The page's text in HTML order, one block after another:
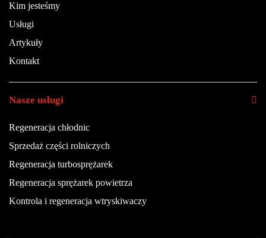
Kim jesteśmy
Usługi
Artykuły
Kontakt
Nasze usługi
Regeneracja chłodnic
Sprzedaż części rolniczych
Regeneracja turbosprężarek
Regeneracja sprężarek powietrza
Kontrola i regeneracja wtryskiwaczy